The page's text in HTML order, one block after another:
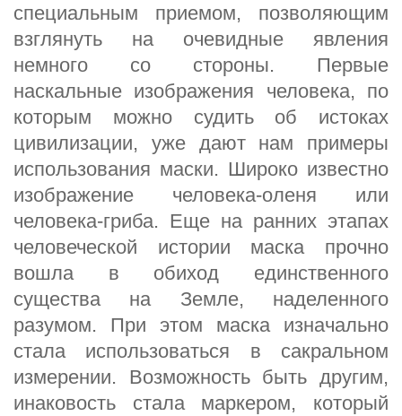
специальным приемом, позволяющим
взглянуть на очевидные явления
немного со стороны. Первые
наскальные изображения человека, по
которым можно судить об истоках
цивилизации, уже дают нам примеры
использования маски. Широко известно
изображение человека-оленя или
человека-гриба. Еще на ранних этапах
человеческой истории маска прочно
вошла в обиход единственного
существа на Земле, наделенного
разумом. При этом маска изначально
стала использоваться в сакральном
измерении. Возможность быть другим,
инаковость стала маркером, который